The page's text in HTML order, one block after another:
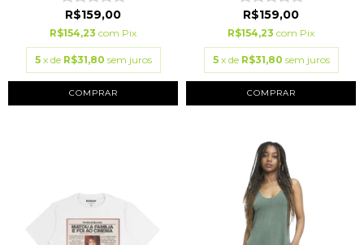
R$159,00
R$154,23 com Pix
5 x de R$31,80 sem juros
COMPRAR
R$159,00
R$154,23 com Pix
5 x de R$31,80 sem juros
COMPRAR